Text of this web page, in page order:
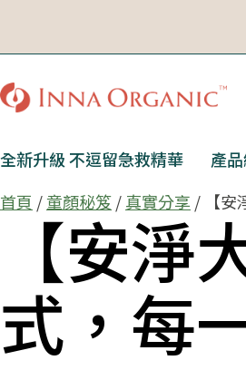
全新升級 不逗留急救精華 產
首頁 /童顏秘笈/真實分享 / 【安
【安
式，每